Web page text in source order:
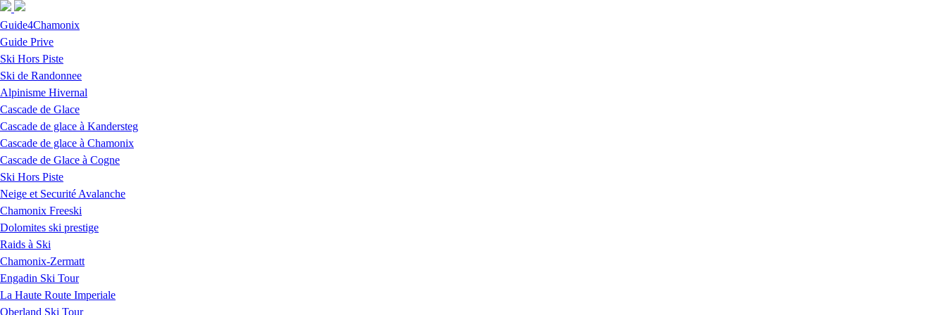
Skip to navigation
Skip to main content
Guide4Chamonix
Guide Prive
Ski Hors Piste
Ski de Randonnee
Alpinisme Hivernal
Cascade de Glace
Cascade de glace à Kandersteg
Cascade de glace à Chamonix
Cascade de Glace à Cogne
Ski Hors Piste
Neige et Securité Avalanche
Chamonix Freeski
Dolomites ski prestige
Raids à Ski
Chamonix-Zermatt
Engadin Ski Tour
La Haute Route Imperiale
Oberland Ski Tour